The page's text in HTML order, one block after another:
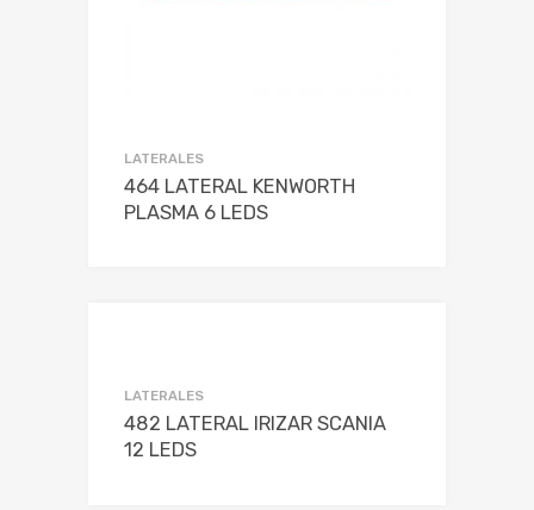
LATERALES
464 LATERAL KENWORTH
PLASMA 6 LEDS
LATERALES
482 LATERAL IRIZAR SCANIA
12 LEDS